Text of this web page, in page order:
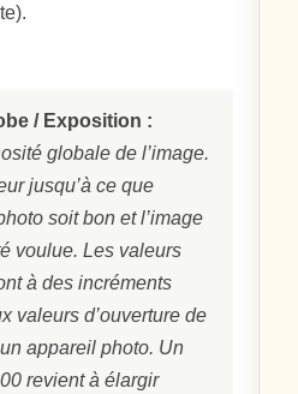
/ Exposition :
globale de l’image.
jusqu’à ce que
soit bon et l’image
voulue. Les valeurs
à des incréments
valeurs d’ouverture de
appareil photo. Un
revient à élargir